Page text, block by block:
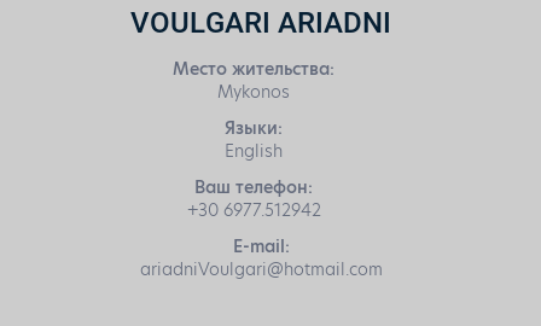
VOULGARI ARIADNI
Место жительства:
Mykonos
Языки:
English
Ваш телефон:
+30 6977.512942
E-mail:
ariadniVoulgari@hotmail.com